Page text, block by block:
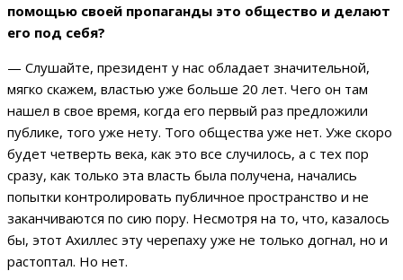
помощью своей пропаганды это общество и делают
его под себя?
— Слушайте, президент у нас обладает значительной,
мягко скажем, властью уже больше 20 лет. Чего он там
нашел в свое время, когда его первый раз предложили
публике, того уже нету. Того общества уже нет. Уже скоро
будет четверть века, как это все случилось, а с тех пор
сразу, как только эта власть была получена, начались
попытки контролировать публичное пространство и не
заканчиваются по сию пору. Несмотря на то, что, казалось
бы, этот Ахиллес эту черепаху уже не только догнал, но и
растоптал. Но нет.